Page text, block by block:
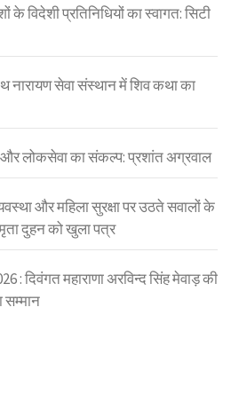
के विदेशी प्रतिनिधियों का स्वागत: सिटी
नारायण सेवा संस्थान में शिव कथा का
लोकसेवा का संकल्प: प्रशांत अग्रवाल
और महिला सुरक्षा पर उठते सवालों के
दुहन को खुला पत्र
: दिवंगत महाराणा अरविन्द सिंह मेवाड़ की
सम्मान